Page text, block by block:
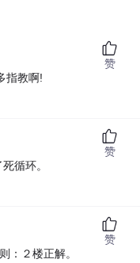
指教啊!
赞
循环。
赞
２楼正解。
赞